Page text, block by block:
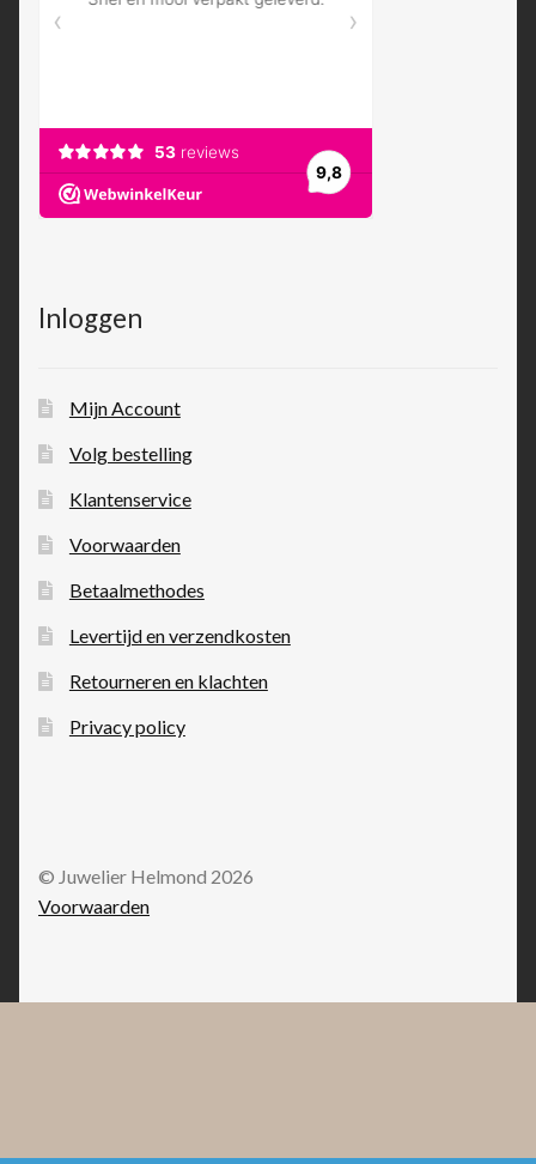
Inloggen
Mijn Account
Volg bestelling
Klantenservice
Voorwaarden
Betaalmethodes
Levertijd en verzendkosten
Retourneren en klachten
Privacy policy
© Juwelier Helmond 2026
Voorwaarden